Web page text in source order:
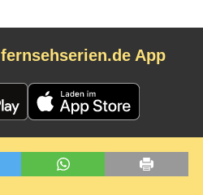
fernsehserien.de App